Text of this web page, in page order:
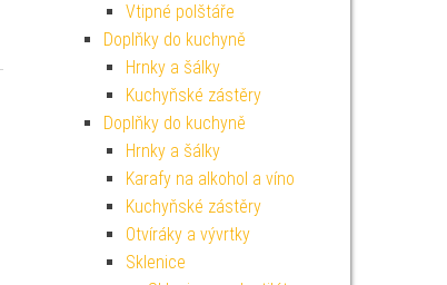
Vtipné polštáře
Doplňky do kuchyně
Hrnky a šálky
Kuchyňské zástěry
Doplňky do kuchyně
Hrnky a šálky
Karafy na alkohol a víno
Kuchyňské zástěry
Otvíráky a vývrtky
Sklenice